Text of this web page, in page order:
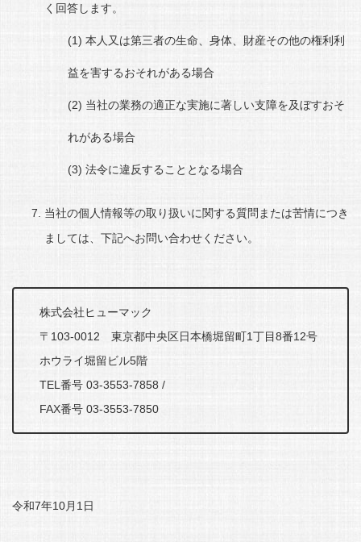
く回答します。
本人又は第三者の生命、身体、財産その他の権利利
益を害するおそれがある場合
当社の業務の適正な実施に著しい支障を及ぼすおそ
れがある場合
法令に違反することとなる場合
当社の個人情報等の取り扱いに関する質問または苦情につき
ましては、下記へお問い合わせください。
株式会社ヒューマック
〒103-0012 東京都中央区日本橋堀留町1丁目8番12号
ホウライ堀留ビル5階
TEL番号 03-3553-7858 /
FAX番号 03-3553-7850
令和7年10月1日